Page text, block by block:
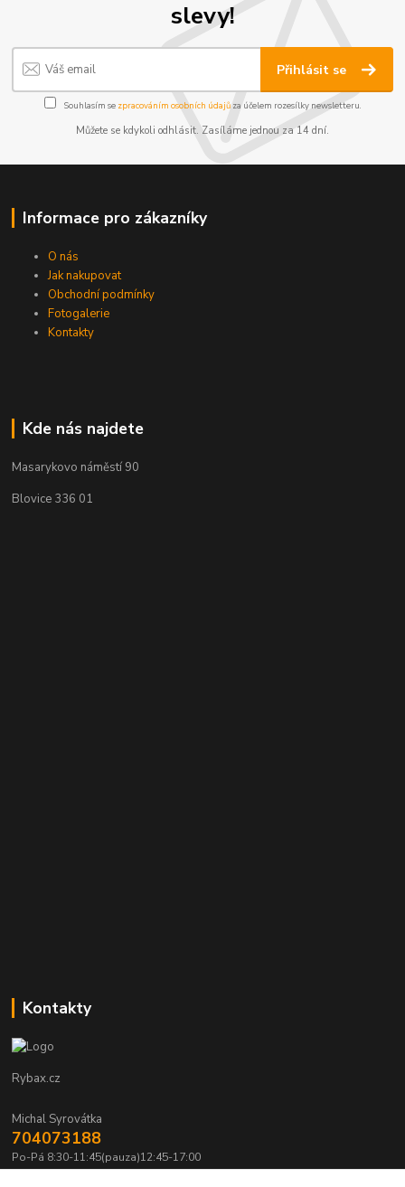
slevy!
Přihlásit se
Souhlasím se zpracováním osobních údajůza účelem rozesílky newsletteru.
Můžete se kdykoli odhlásit. Zasíláme jednou za 14 dní.
Informace pro zákazníky
O nás
Jak nakupovat
Obchodní podmínky
Fotogalerie
Kontakty
Kde nás najdete
Masarykovo náměstí 90
Blovice 336 01
Kontakty
Rybax.cz
Michal Syrovátka
704073188
Po-Pá 8:30-11:45(pauza)12:45-17:00